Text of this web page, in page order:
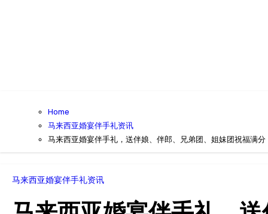
Home
马来西亚婚宴伴手礼资讯
马来西亚婚宴伴手礼，送伴娘、伴郎、兄弟团、姐妹团祝福满分
马来西亚婚宴伴手礼资讯